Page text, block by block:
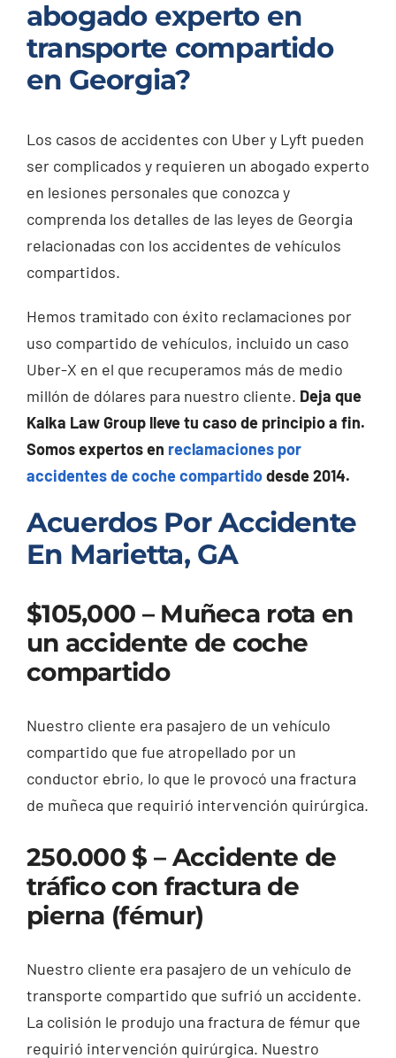
abogado experto en
transporte compartido
en Georgia?
Los casos de accidentes con Uber y Lyft pueden
ser complicados y requieren un abogado experto
en lesiones personales que conozca y
comprenda los detalles de las leyes de Georgia
relacionadas con los accidentes de vehículos
compartidos.
Hemos tramitado con éxito reclamaciones por
uso compartido de vehículos, incluido un caso
Uber-X en el que recuperamos más de medio
millón de dólares para nuestro cliente. Deja que
Kalka Law Group lleve tu caso de principio a fin.
Somos expertos en reclamaciones por
accidentes de coche compartidodesde 2014.
Acuerdos Por Accidente
En Marietta, GA
$105,000 – Muñeca rota en
un accidente de coche
compartido
Nuestro cliente era pasajero de un vehículo
compartido que fue atropellado por un
conductor ebrio, lo que le provocó una fractura
de muñeca que requirió intervención quirúrgica.
250.000 $ – Accidente de
tráfico con fractura de
pierna (fémur)
Nuestro cliente era pasajero de un vehículo de
transporte compartido que sufrió un accidente.
La colisión le produjo una fractura de fémur que
requirió intervención quirúrgica. Nuestro